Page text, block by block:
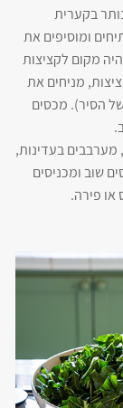
בקערית
ומוסיפים את
מקום לקציצות
מניחים את
הסיר). מכסים
מערבבים בעדינות,
מכסים שוב ומכניסים